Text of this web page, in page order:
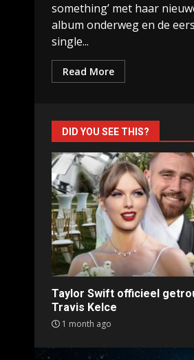
something’ met haar
album onderweg en de
single...
Read More
DID YOU SEE THIS?
Taylor Swift officieel
Travis Kelce
1 month ago